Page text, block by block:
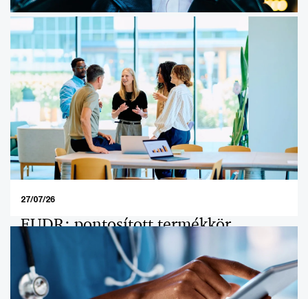
28/07/26
Reklám, élmény, profit: a globális
médiaipar egyszerű képlete
A globális szórakoztató- és médiaipar (E&M) bevételei
2030-ra elérhetik a 4,2 ezer milliárd dollárt, az iparág
éves átlagos növekedési üteme pedig 3,4% lehet.
27/07/26
EUDR: pontosított termékkör,
frissített útmutatók és új információs
rendszerszabályok támogatják a
felkészülést